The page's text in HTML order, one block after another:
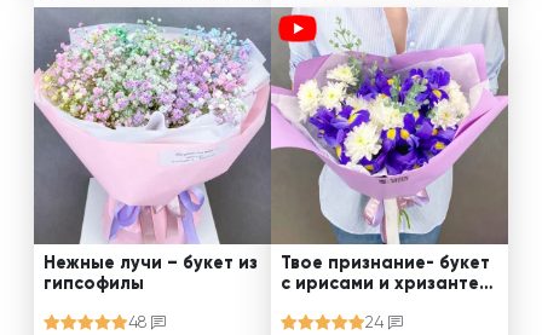
Нежные лучи – букет из
гипсофилы
48
Твое признание- букет
с ирисами и хризантем
24